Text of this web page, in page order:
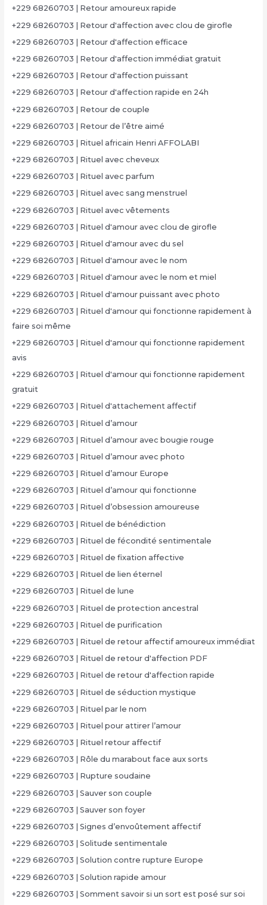
+229 68260703 | Retour amoureux rapide
+229 68260703 | Retour d'affection avec clou de girofle
+229 68260703 | Retour d'affection efficace
+229 68260703 | Retour d'affection immédiat gratuit
+229 68260703 | Retour d'affection puissant
+229 68260703 | Retour d'affection rapide en 24h
+229 68260703 | Retour de couple
+229 68260703 | Retour de l’être aimé
+229 68260703 | Rituel africain Henri AFFOLABI
+229 68260703 | Rituel avec cheveux
+229 68260703 | Rituel avec parfum
+229 68260703 | Rituel avec sang menstruel
+229 68260703 | Rituel avec vêtements
+229 68260703 | Rituel d'amour avec clou de girofle
+229 68260703 | Rituel d'amour avec du sel
+229 68260703 | Rituel d'amour avec le nom
+229 68260703 | Rituel d'amour avec le nom et miel
+229 68260703 | Rituel d'amour puissant avec photo
+229 68260703 | Rituel d'amour qui fonctionne rapidement à
faire soi même
+229 68260703 | Rituel d'amour qui fonctionne rapidement
avis
+229 68260703 | Rituel d'amour qui fonctionne rapidement
gratuit
+229 68260703 | Rituel d'attachement affectif
+229 68260703 | Rituel d’amour
+229 68260703 | Rituel d’amour avec bougie rouge
+229 68260703 | Rituel d’amour avec photo
+229 68260703 | Rituel d’amour Europe
+229 68260703 | Rituel d’amour qui fonctionne
+229 68260703 | Rituel d’obsession amoureuse
+229 68260703 | Rituel de bénédiction
+229 68260703 | Rituel de fécondité sentimentale
+229 68260703 | Rituel de fixation affective
+229 68260703 | Rituel de lien éternel
+229 68260703 | Rituel de lune
+229 68260703 | Rituel de protection ancestral
+229 68260703 | Rituel de purification
+229 68260703 | Rituel de retour affectif amoureux immédiat
+229 68260703 | Rituel de retour d'affection PDF
+229 68260703 | Rituel de retour d'affection rapide
+229 68260703 | Rituel de séduction mystique
+229 68260703 | Rituel par le nom
+229 68260703 | Rituel pour attirer l’amour
+229 68260703 | Rituel retour affectif
+229 68260703 | Rôle du marabout face aux sorts
+229 68260703 | Rupture soudaine
+229 68260703 | Sauver son couple
+229 68260703 | Sauver son foyer
+229 68260703 | Signes d’envoûtement affectif
+229 68260703 | Solitude sentimentale
+229 68260703 | Solution contre rupture Europe
+229 68260703 | Solution rapide amour
+229 68260703 | Somment savoir si un sort est posé sur soi